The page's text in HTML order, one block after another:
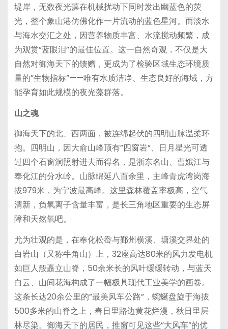
堤岸，无数夜光藻在机械扰动下同时发出幽蓝色的荧
光，整个象山港仿佛化作一片流动的蓝色星河。而淡水
与海水交汇之处，因营养物质丰富、水流搅动频繁，成
为观赏”蓝眼泪”的最佳位置。这一自然奇观，不仅是大
自然对御海天下的馈赠，更成为了检验区域生态环境质
量的”生物指标”——唯有水质洁净、生态良好的海域，方
能孕育如此规模的夜光藻群落。
山之魂
御海天下的北、西两面，被连绵起伏的四明山脉温柔环
抱。四明山，因大俞山峰顶有”四窗岩”、日月星光可透
过四个石窗洞照射进去而得名，是浙东名山、曹娥江与
奉化江的分水岭。山脉绵延八百余里，主峰青虎湾岗海
拔979米，为宁波最高峰。这里森林覆盖率极高，空气
清新，负氧离子含量丰富，是长三角地区重要的生态屏
障和天然氧吧。
尤为壮观的是，在奉化松岙与鄞州横溪、塘溪交界处的
白岩山（又称牛角山）上，32座高达80米的风力发电机
如巨人般矗立山脊，50余米长的风叶缓缓转动，与蓝天
白云、山间花海构成了一幅极具现代工业美学的画卷。
这条长达20余公里的”最美风车公路”，蜿蜒盘旋于海拔
500多米的山脊之上，春日里路边黄花烂漫，秋日里层
林尽染。御海天下的居民，推窗可见这些”大风车”的优